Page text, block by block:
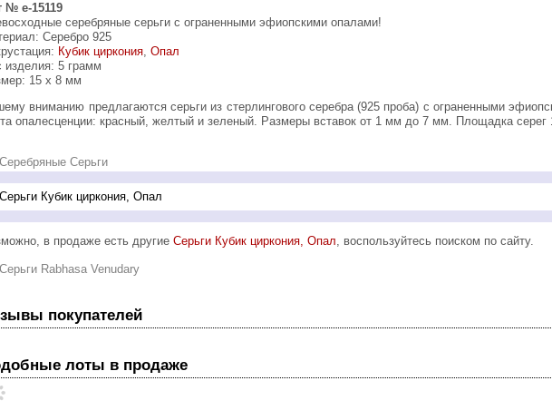
№ e-15119
серебряные серьги с ограненными эфиопскими опалами!
Серебро 925
Кубик циркония, Опал
изделия: 5 грамм
15 х 8 мм
опалесценции: красный, желтый и зеленый. Размеры вставок от 1 мм до 7 мм. Площадка
Серебряные Серьги
в продаже есть другие Серьги Кубик циркония, Опал , воспользуйтесь поиском по сайту.
Серьги Rabhasa Venudary
покупателей
лоты в продаже